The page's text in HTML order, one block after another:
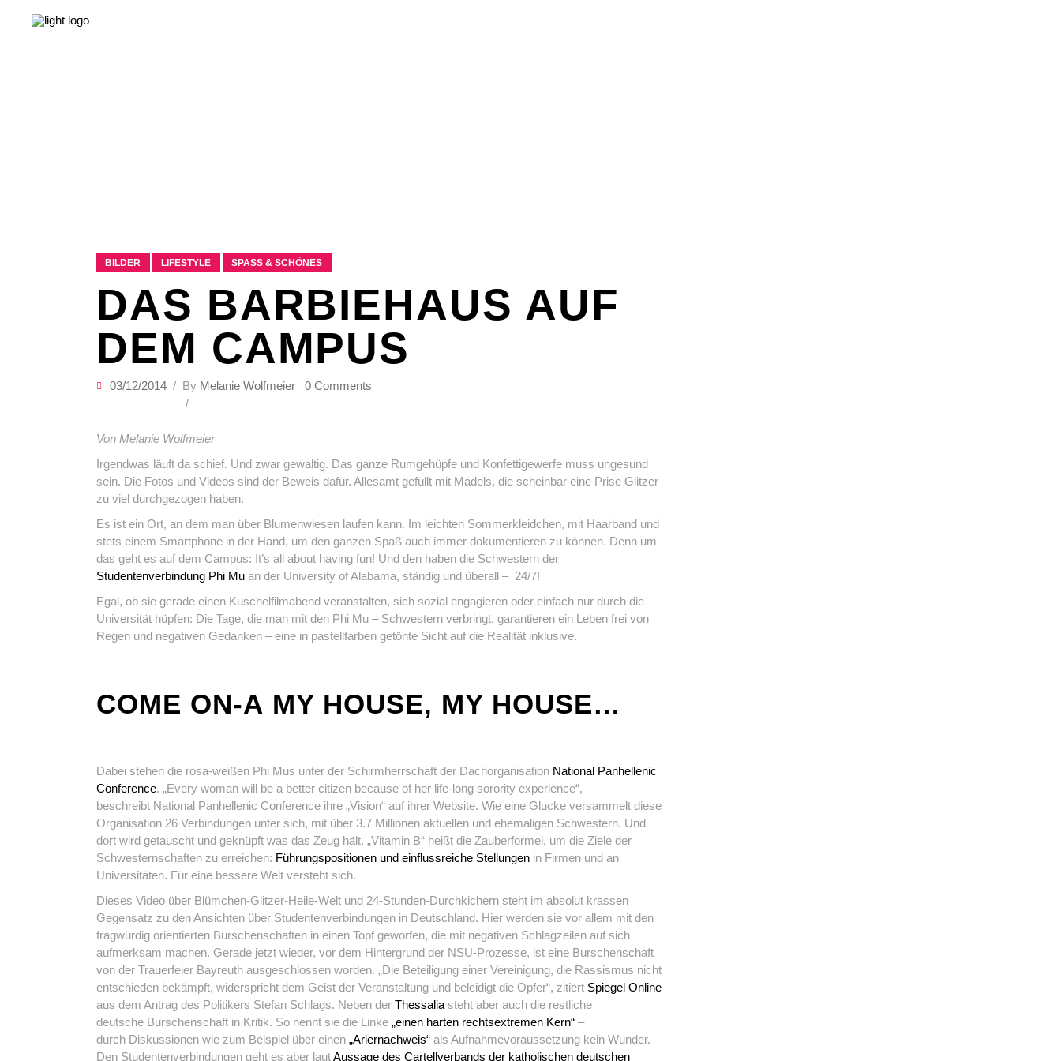
BILDER LIFESTYLE SPASS & SCHÖNES
DAS BARBIEHAUS AUF
DEM CAMPUS
03/12/2014 By Melanie Wolfmeier 0 Comments
Von Melanie Wolfmeier
Irgendwas läuft da schief. Und zwar gewaltig. Das ganze Rumgehüpfe und Konfettigewerfe muss ungesund
sein. Die Fotos und Videos sind der Beweis dafür. Allesamt gefüllt mit Mädels, die scheinbar eine Prise Glitzer
zu viel durchgezogen haben.
Es ist ein Ort, an dem man über Blumenwiesen laufen kann. Im leichten Sommerkleidchen, mit Haarband und
stets einem Smartphone in der Hand, um den ganzen Spaß auch immer dokumentieren zu können. Denn um
das geht es auf dem Campus: It’s all about having fun! Und den haben die Schwestern der
Studentenverbindung Phi Mu an der University of Alabama, ständig und überall – 24/7!
Egal, ob sie gerade einen Kuschelfilmabend veranstalten, sich sozial engagieren oder einfach nur durch die
Universität hüpfen: Die Tage, die man mit den Phi Mu – Schwestern verbringt, garantieren ein Leben frei von
Regen und negativen Gedanken – eine in pastellfarben getönte Sicht auf die Realität inklusive.
COME ON-A MY HOUSE, MY HOUSE…
Dabei stehen die rosa-weißen Phi Mus unter der Schirmherrschaft der Dachorganisation National Panhellenic
Conference. „Every woman will be a better citizen because of her life-long sorority experience“,
beschreibt National Panhellenic Conference ihre „Vision“ auf ihrer Website. Wie eine Glucke versammelt diese
Organisation 26 Verbindungen unter sich, mit über 3.7 Millionen aktuellen und ehemaligen Schwestern. Und
dort wird getauscht und geknüpft was das Zeug hält. „Vitamin B“ heißt die Zauberformel, um die Ziele der
Schwesternschaften zu erreichen: Führungspositionen und einflussreiche Stellungen in Firmen und an
Universitäten. Für eine bessere Welt versteht sich.
Dieses Video über Blümchen-Glitzer-Heile-Welt und 24-Stunden-Durchkichern steht im absolut krassen
Gegensatz zu den Ansichten über Studentenverbindungen in Deutschland. Hier werden sie vor allem mit den
fragwürdig orientierten Burschenschaften in einen Topf geworfen, die mit negativen Schlagzeilen auf sich
aufmerksam machen. Gerade jetzt wieder, vor dem Hintergrund der NSU-Prozesse, ist eine Burschenschaft
von der Trauerfeier Bayreuth ausgeschlossen worden. „Die Beteiligung einer Vereinigung, die Rassismus nicht
entschieden bekämpft, widerspricht dem Geist der Veranstaltung und beleidigt die Opfer“, zitiert Spiegel Online
aus dem Antrag des Politikers Stefan Schlags. Neben der Thessalia steht aber auch die restliche
deutsche Burschenschaft in Kritik. So nennt sie die Linke „einen harten rechtsextremen Kern“ –
durch Diskussionen wie zum Beispiel über einen „Ariernachweis“ als Aufnahmevoraussetzung kein Wunder.
Den Studentenverbindungen geht es aber lautAussage des Cartellverbands der katholischen deutschen